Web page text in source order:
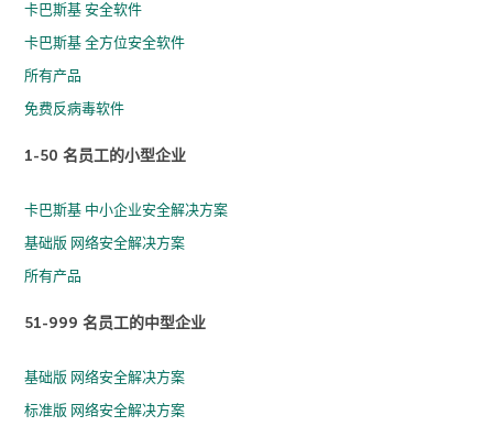
卡巴斯基 安全软件
卡巴斯基 全方位安全软件
所有产品
免费反病毒软件
1-50 名员工的小型企业
卡巴斯基 中小企业安全解决方案
基础版 网络安全解决方案
所有产品
51-999 名员工的中型企业
基础版 网络安全解决方案
标准版 网络安全解决方案